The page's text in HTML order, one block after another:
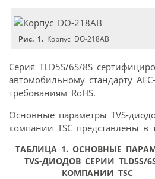
Рис. 1. Корпус DO-218AB
Серия TLD5S/6S/8S
автомобильному стандарту
требованиям RoHS.
Основные параметры TVS-
компании TSC представлены в
ТАБЛИЦА 1. ОСНОВНЫЕ
TVS-ДИОДОВ СЕРИИ TLD5S/
КОМПАНИИ TSC